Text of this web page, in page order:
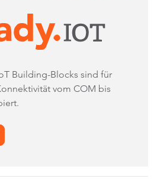
Building-Blocks sind für
vom COM bis